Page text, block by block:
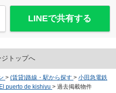
LINEで共有する
ジトップへ
> (賃貸)路線・駅から探す > 小田急電鉄
El puerto de kishiyu > 過去掲載物件